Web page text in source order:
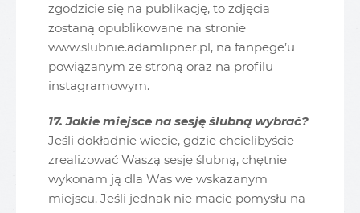
zgodzicie się na publikację, to zdjęcia
zostaną opublikowane na stronie
www.slubnie.adamlipner.pl, na fanpege’u
powiązanym ze stroną oraz na profilu
instagramowym.
17. Jakie miejsce na sesję ślubną wybrać?
Jeśli dokładnie wiecie, gdzie chcielibyście
zrealizować Waszą sesję ślubną, chętnie
wykonam ją dla Was we wskazanym
miejscu. Jeśli jednak nie macie pomysłu na